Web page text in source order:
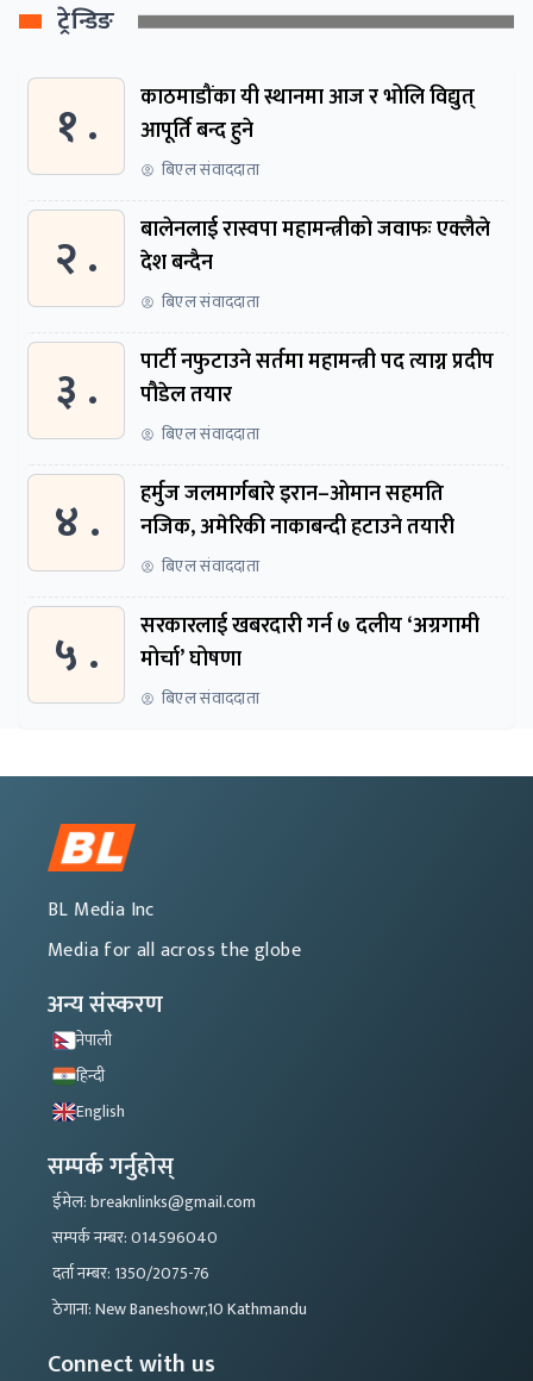
ट्रेन्डिङ
१ .
काठमाडौंका यी स्थानमा आज र भोलि विद्युत्
आपूर्ति बन्द हुने
बिएल संवाददाता
२ .
बालेनलाई रास्वपा महामन्त्रीको जवाफः एक्लैले
देश बन्दैन
बिएल संवाददाता
३ .
पार्टी नफुटाउने सर्तमा महामन्त्री पद त्याग्न प्रदीप
पौडेल तयार
बिएल संवाददाता
४ .
हर्मुज जलमार्गबारे इरान–ओमान सहमति
नजिक, अमेरिकी नाकाबन्दी हटाउने तयारी
बिएल संवाददाता
५ .
सरकारलाई खबरदारी गर्न ७ दलीय ‘अग्रगामी
मोर्चा’ घोषणा
बिएल संवाददाता
BL Media Inc
Media for all across the globe
अन्य संस्करण
नेपाली
हिन्दी
English
सम्पर्क गर्नुहोस्
ईमेल: breaknlinks@gmail.com
सम्पर्क नम्बर: 014596040
दर्ता नम्बर: 1350/2075-76
ठेगाना: New Baneshowr,10 Kathmandu
Connect with us